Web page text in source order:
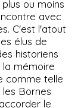
ou moins
avec
C'est l'atout
élus de
historiens
la mémoire
comme telle
Bornes
le